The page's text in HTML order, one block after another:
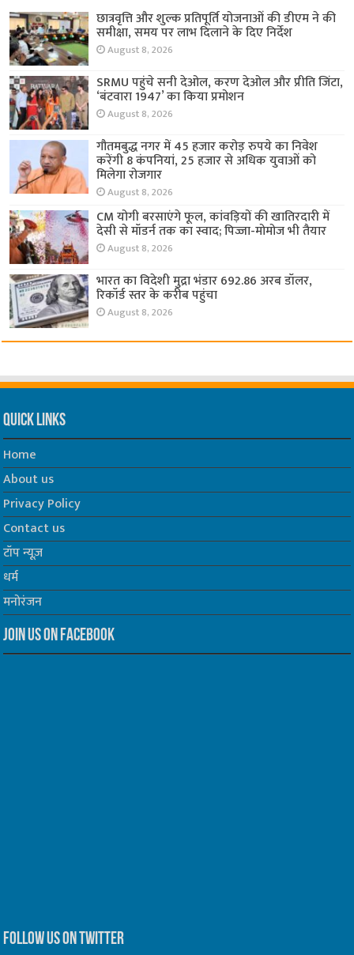
छात्रवृत्ति और शुल्क प्रतिपूर्ति योजनाओं की डीएम ने की
समीक्षा, समय पर लाभ दिलाने के दिए निर्देश
August 8, 2026
SRMU पहुंचे सनी देओल, करण देओल और प्रीति जिंटा,
‘बंटवारा 1947’ का किया प्रमोशन
August 8, 2026
गौतमबुद्ध नगर में 45 हजार करोड़ रुपये का निवेश
करेंगी 8 कंपनियां, 25 हजार से अधिक युवाओं को
मिलेगा रोजगार
August 8, 2026
CM योगी बरसाएंगे फूल, कांवड़ियों की खातिरदारी में
देसी से मॉडर्न तक का स्वाद; पिज्जा-मोमोज भी तैयार
August 8, 2026
भारत का विदेशी मुद्रा भंडार 692.86 अरब डॉलर,
रिकॉर्ड स्तर के करीब पहुंचा
August 8, 2026
Quick Links
Home
About us
Privacy Policy
Contact us
टॉप न्यूज़
धर्म
मनोरंजन
Join us on Facebook
Follow us on Twitter